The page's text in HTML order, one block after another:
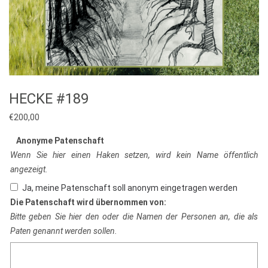
HECKE #189
€200,00
Anonyme Patenschaft
Wenn Sie hier einen Haken setzen, wird kein Name öffentlich
angezeigt.
Ja, meine Patenschaft soll anonym eingetragen werden
Die Patenschaft wird übernommen von:
Bitte geben Sie hier den oder die Namen der Personen an, die als
Paten genannt werden sollen.